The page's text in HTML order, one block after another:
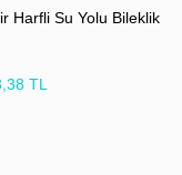
Harfli Su Yolu Bileklik
TL